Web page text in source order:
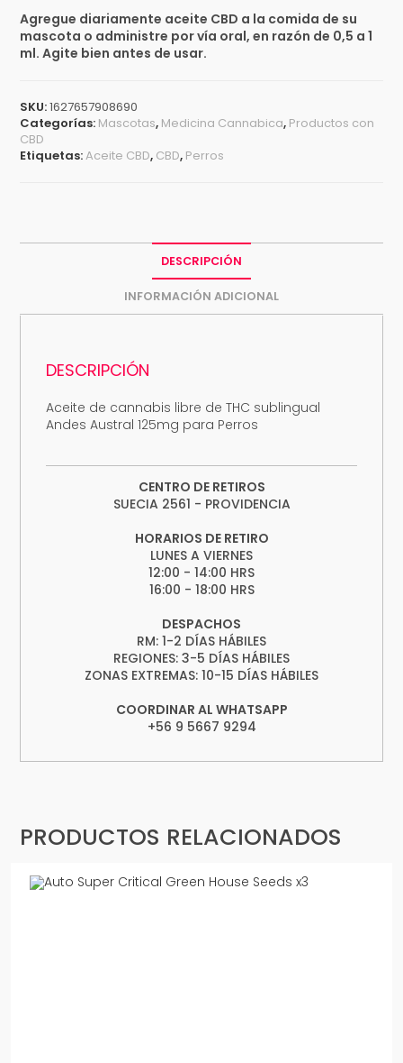
Agregue diariamente aceite CBD a la comida de su
mascota o administre por vía oral, en razón de 0,5 a 1
ml. Agite bien antes de usar.
SKU:1627657908690
Categorías: Mascotas, Medicina Cannabica, Productos con
CBD
Etiquetas:Aceite CBD, CBD, Perros
DESCRIPCIÓN
INFORMACIÓN ADICIONAL
DESCRIPCIÓN
Aceite de cannabis libre de THC sublingual
Andes Austral 125mg para Perros
CENTRO DE RETIROS
SUECIA 2561 - PROVIDENCIA
HORARIOS DE RETIRO
LUNES A VIERNES
12:00 - 14:00 HRS
16:00 - 18:00 HRS
DESPACHOS
RM: 1-2 DÍAS HÁBILES
REGIONES: 3-5 DÍAS HÁBILES
ZONAS EXTREMAS: 10-15 DÍAS HÁBILES
COORDINAR AL WHATSAPP
+56 9 5667 9294
PRODUCTOS RELACIONADOS